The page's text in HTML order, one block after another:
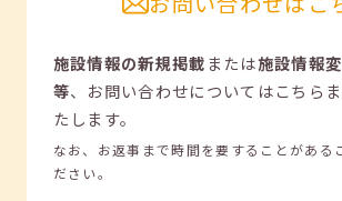
施設情報の新規掲載または施設情報
等、 お問い合わせについてはこちら
たします。
なお、お返事まで時間を要することがある
ださい。